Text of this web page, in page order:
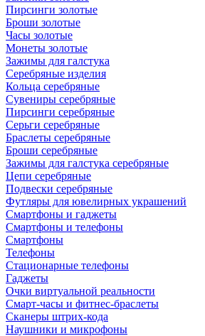
Пирсинги золотые
Броши золотые
Часы золотые
Монеты золотые
Зажимы для галстука
Серебряные изделия
Кольца серебряные
Сувениры серебряные
Пирсинги серебряные
Серьги серебряные
Браслеты серебряные
Броши серебряные
Зажимы для галстука серебряные
Цепи серебряные
Подвески серебряные
Футляры для ювелирных украшений
Смартфоны и гаджеты
Смартфоны и телефоны
Смартфоны
Телефоны
Стационарные телефоны
Гаджеты
Очки виртуальной реальности
Смарт-часы и фитнес-браслеты
Сканеры штрих-кода
Наушники и микрофоны